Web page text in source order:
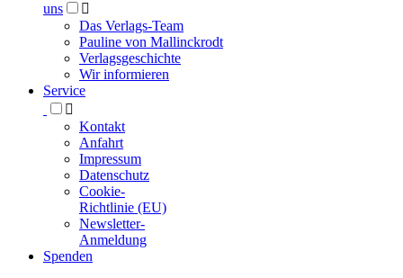
uns

Das Verlags-Team
Pauline von Mallinckrodt
Verlagsgeschichte
Wir informieren
Service

Kontakt
Anfahrt
Impressum
Datenschutz
Cookie-
Richtlinie (EU)
Newsletter-
Anmeldung
Spenden